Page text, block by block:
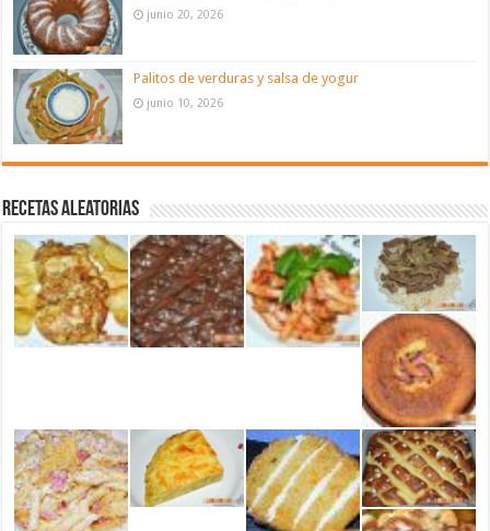
junio 20, 2026
Palitos de verduras y salsa de yogur
junio 10, 2026
Recetas aleatorias